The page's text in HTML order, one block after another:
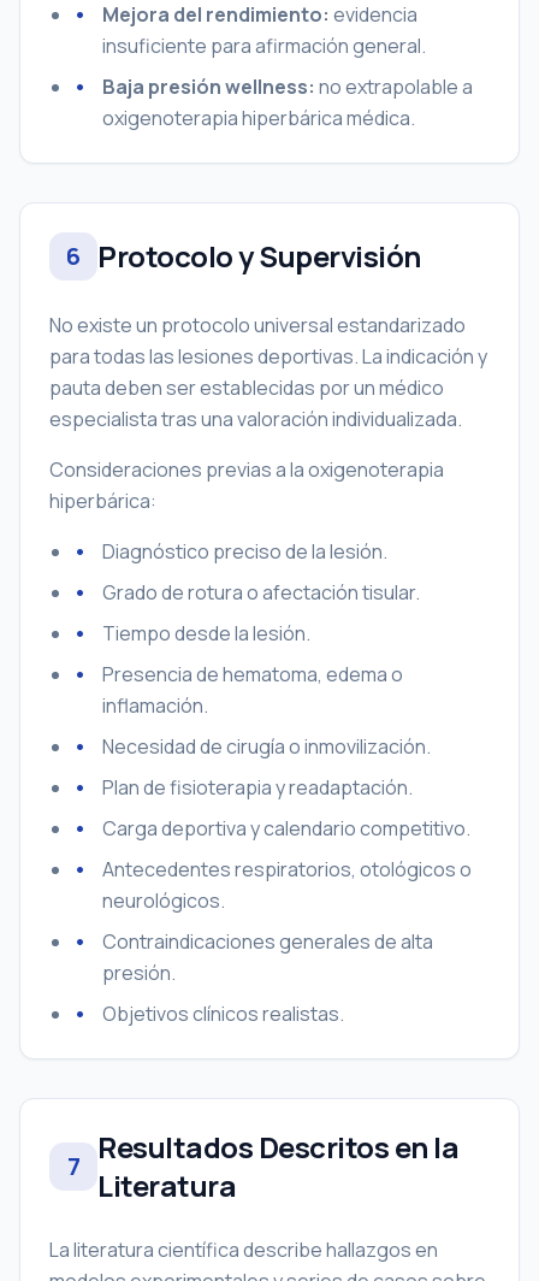
Mejora del rendimiento: evidencia
insuficiente para afirmación general.
Baja presión wellness: no extrapolable a
oxigenoterapia hiperbárica médica.
6 Protocolo y Supervisión
No existe un protocolo universal estandarizado
para todas las lesiones deportivas. La indicación y
pauta deben ser establecidas por un médico
especialista tras una valoración individualizada.
Consideraciones previas a la oxigenoterapia
hiperbárica:
Diagnóstico preciso de la lesión.
Grado de rotura o afectación tisular.
Tiempo desde la lesión.
Presencia de hematoma, edema o
inflamación.
Necesidad de cirugía o inmovilización.
Plan de fisioterapia y readaptación.
Carga deportiva y calendario competitivo.
Antecedentes respiratorios, otológicos o
neurológicos.
Contraindicaciones generales de alta
presión.
Objetivos clínicos realistas.
7
Resultados Descritos en la
Literatura
La literatura científica describe hallazgos en